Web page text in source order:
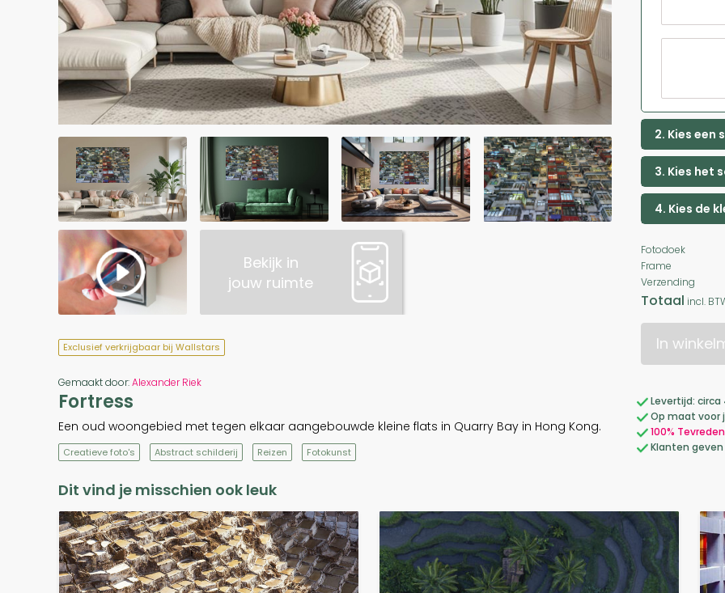
Bekijk in
jouw ruimte
Exclusief verkrijgbaar bij Wallstars
Gemaakt door:Alexander Riek
Fortress
Een oud woongebied met tegen elkaar aangebouwde kleine flats in Quarry Bay in Hong Kong.
Creatieve foto's Abstract schilderij Reizen Fotokunst
2. Kies een
3. Kies het
4. Kies de
Fotodoek
Frame
Verzending
Totaal incl.
In
Levertijd:
Op maat voor
100%
Klanten
Dit vind je misschien ook leuk